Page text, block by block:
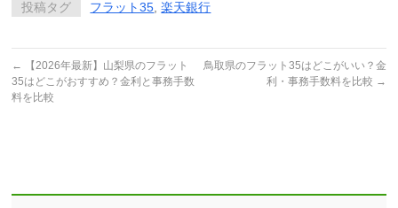
投稿タグ フラット35,楽天銀行
←
【2026年最新】山梨県のフラット
35はどこがおすすめ？金利と事務手数
料を比較
鳥取県のフラット35はどこがいい？金
利・事務手数料を比較 →